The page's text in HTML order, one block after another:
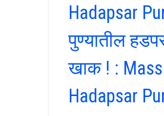
Hadapsar
पुण्यातील
खाक ! :
Hadapsar